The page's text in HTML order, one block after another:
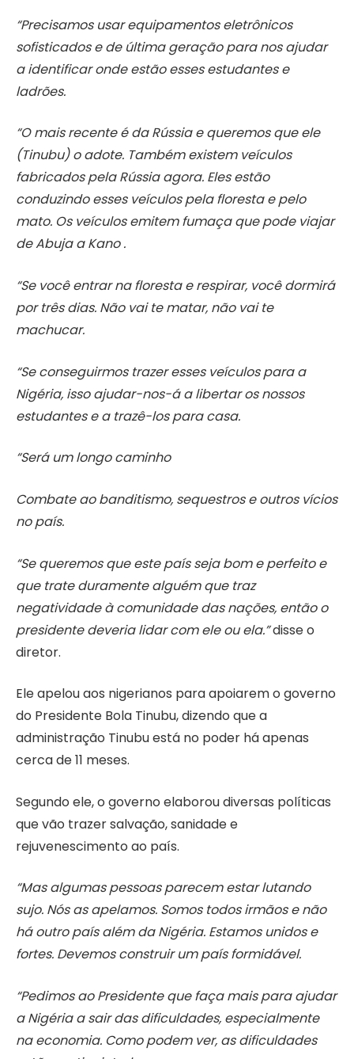
“Precisamos usar equipamentos eletrônicos
sofisticados e de última geração para nos ajudar
a identificar onde estão esses estudantes e
ladrões.
“O mais recente é da Rússia e queremos que ele
(Tinubu) o adote. Também existem veículos
fabricados pela Rússia agora. Eles estão
conduzindo esses veículos pela floresta e pelo
mato. Os veículos emitem fumaça que pode viajar
de Abuja a Kano .
“Se você entrar na floresta e respirar, você dormirá
por três dias. Não vai te matar, não vai te
machucar.
“Se conseguirmos trazer esses veículos para a
Nigéria, isso ajudar-nos-á a libertar os nossos
estudantes e a trazê-los para casa.
“Será um longo caminho
Combate ao banditismo, sequestros e outros vícios
no país.
“Se queremos que este país seja bom e perfeito e
que trate duramente alguém que traz
negatividade à comunidade das nações, então o
presidente deveria lidar com ele ou ela.”disse o
diretor.
Ele apelou aos nigerianos para apoiarem o governo
do Presidente Bola Tinubu, dizendo que a
administração Tinubu está no poder há apenas
cerca de 11 meses.
Segundo ele, o governo elaborou diversas políticas
que vão trazer salvação, sanidade e
rejuvenescimento ao país.
“Mas algumas pessoas parecem estar lutando
sujo. Nós as apelamos. Somos todos irmãos e não
há outro país além da Nigéria. Estamos unidos e
fortes. Devemos construir um país formidável.
“Pedimos ao Presidente que faça mais para ajudar
a Nigéria a sair das dificuldades, especialmente
na economia. Como podem ver, as dificuldades